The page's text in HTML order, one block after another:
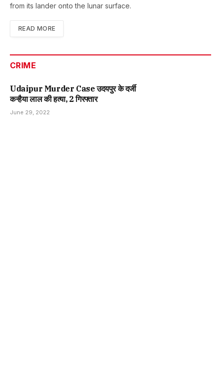
from its lander onto the lunar surface.
READ MORE
CRIME
Udaipur Murder Case उदयपुर के दर्जी
कन्हैया लाल की हत्या, 2 गिरफ्तार
June 29, 2022